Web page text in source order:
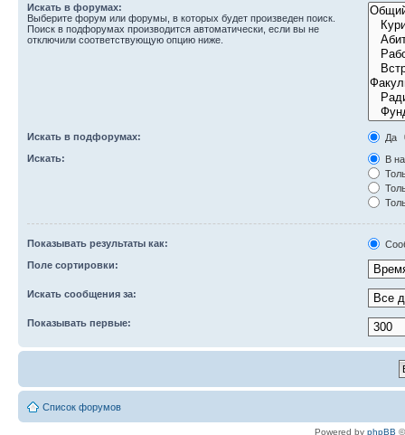
Искать в форумах:
Выберите форум или форумы, в которых будет произведен поиск.
Поиск в подфорумах производится автоматически, если вы не
отключили соответствующую опцию ниже.
Искать в подфорумах:
Да
Искать:
В
Показывать результаты как:
Поле сортировки:
Искать сообщения за:
Показывать первые:
Список форумов
Powered by phpBB